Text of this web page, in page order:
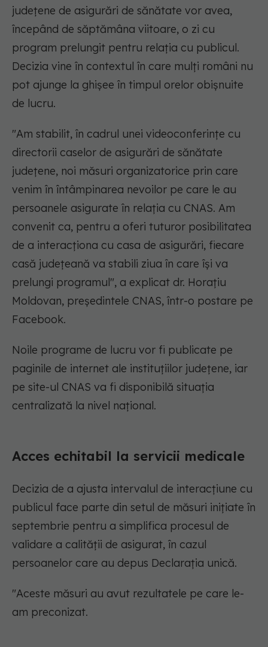
județene de asigurări de sănătate vor avea,
începând de săptămâna viitoare, o zi cu
program prelungit pentru relația cu publicul.
Decizia vine în contextul în care mulți români nu
pot ajunge la ghișee în timpul orelor obișnuite
de lucru.
"Am stabilit, în cadrul unei videoconferințe cu
directorii caselor de asigurări de sănătate
județene, noi măsuri organizatorice prin care
venim în întâmpinarea nevoilor pe care le au
persoanele asigurate în relația cu CNAS. Am
convenit ca, pentru a oferi tuturor posibilitatea
de a interacționa cu casa de asigurări, fiecare
casă județeană va stabili ziua în care își va
prelungi programul", a explicat dr. Horațiu
Moldovan, președintele CNAS, într-o postare pe
Facebook.
Noile programe de lucru vor fi publicate pe
paginile de internet ale instituțiilor județene, iar
pe site-ul CNAS va fi disponibilă situația
centralizată la nivel național.
Acces echitabil la servicii medicale
Decizia de a ajusta intervalul de interacțiune cu
publicul face parte din setul de măsuri inițiate în
septembrie pentru a simplifica procesul de
validare a calității de asigurat, în cazul
persoanelor care au depus Declarația unică.
"Aceste măsuri au avut rezultatele pe care le-
am preconizat.